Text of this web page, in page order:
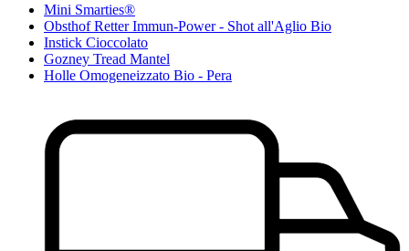
Mini Smarties®
Obsthof Retter Immun-Power - Shot all'Aglio Bio
Instick Cioccolato
Gozney Tread Mantel
Holle Omogeneizzato Bio - Pera